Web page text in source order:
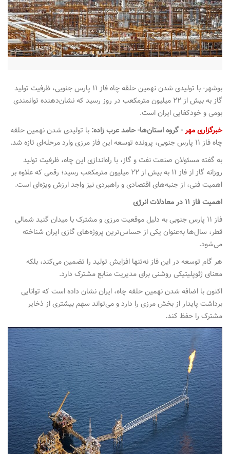
n
بوشهر- با تولیدی شدن نهمین حلقه چاه فاز ۱۱ پارس جنوبی، ظرفیت تولید
گاز به بیش از ۲۲ میلیون مترمکعب در روز رسید که نشان‌دهنده توانمندی
بومی و خودکفایی ایران است.
خبرگزاری مهر- گروه استان‌ها- حامد عرب زاده: با تولیدی شدن نهمین حلقه
چاه فاز ۱۱ پارس جنوبی، پرونده توسعه این فاز مرزی وارد مرحله‌ای تازه شد.
به گفته مسئولان صنعت نفت و گاز، با راه‌اندازی این چاه، ظرفیت تولید
روزانه گاز از فاز ۱۱ به بیش از ۲۲ میلیون مترمکعب رسید؛ رقمی که علاوه بر
اهمیت فنی، از جنبه‌های اقتصادی و راهبردی نیز واجد ارزش ویژه‌ای است.
اهمیت فاز ۱۱ در معادلات انرژی
فاز ۱۱ پارس جنوبی به دلیل موقعیت مرزی و مشترک با میدان گنبد شمالی
قطر، سال‌ها به‌عنوان یکی از حساس‌ترین پروژه‌های گازی ایران شناخته
می‌شود.
هر گام توسعه در این فاز نه‌تنها افزایش تولید را تضمین می‌کند، بلکه
معنای ژئوپلیتیکی روشنی برای مدیریت منابع مشترک دارد.
اکنون با اضافه شدن نهمین حلقه چاه، ایران نشان داده است که توانایی
برداشت پایدار از بخش مرزی را دارد و می‌تواند سهم بیشتری از ذخایر
مشترک را حفظ کند.